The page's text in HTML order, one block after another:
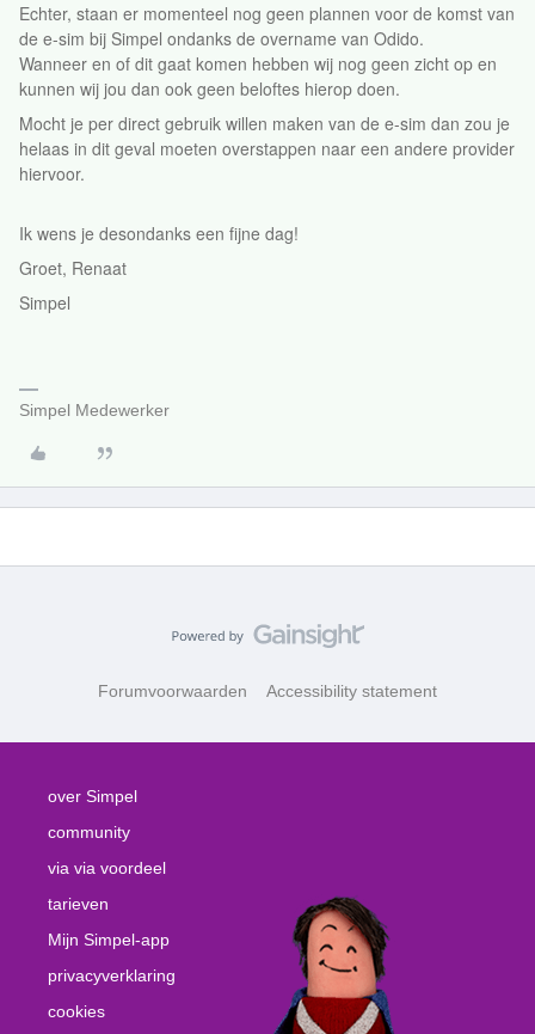
Echter, staan er momenteel nog geen plannen voor de komst van
de e-sim bij Simpel ondanks de overname van Odido.
Wanneer en of dit gaat komen hebben wij nog geen zicht op en
kunnen wij jou dan ook geen beloftes hierop doen.
Mocht je per direct gebruik willen maken van de e-sim dan zou je
helaas in dit geval moeten overstappen naar een andere provider
hiervoor.
Ik wens je desondanks een fijne dag!
Groet, Renaat
Simpel
Simpel Medewerker
Forumvoorwaarden Accessibility statement
over Simpel
community
via via voordeel
tarieven
Mijn Simpel-app
privacyverklaring
cookies